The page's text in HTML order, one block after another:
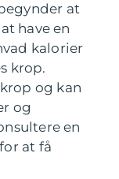
at
have en
kalorier
krop.
og kan
og
en
at få